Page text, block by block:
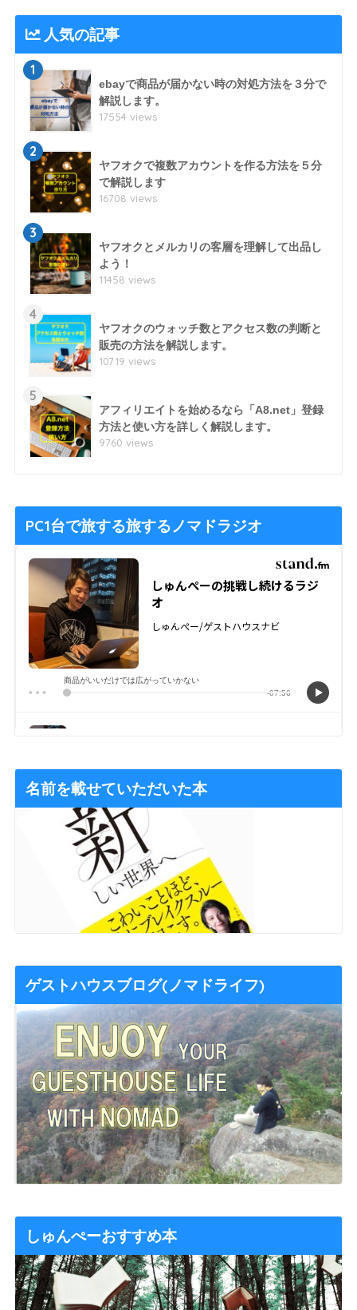
人気の記事
1
ebayで商品が届かない時の対処方法を３分で
解説します。
17554 views
2
ヤフオクで複数アカウントを作る方法を５分
で解説します
16708 views
3
ヤフオクとメルカリの客層を理解して出品し
よう！
11458 views
4
ヤフオクのウォッチ数とアクセス数の判断と
販売の方法を解説します。
10719 views
5
アフィリエイトを始めるなら「A8.net」登録
方法と使い方を詳しく解説します。
9760 views
PC1台で旅する旅するノマドラジオ
名前を載せていただいた本
ゲストハウスブログ(ノマドライフ)
しゅんぺーおすすめ本